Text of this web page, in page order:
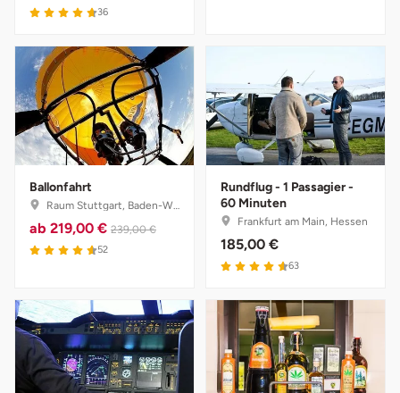
36
Ballonfahrt
Raum Stuttgart, Baden-Württemberg
ab 219,00 € 239,00 €
52
Rundflug - 1 Passagier -
60 Minuten
Frankfurt am Main, Hessen
185,00 €
63
Mettingen
Moers
Märkisch-Oderland
Mönchengladbach
München
Münster
Neckarsulm
Nesselwang